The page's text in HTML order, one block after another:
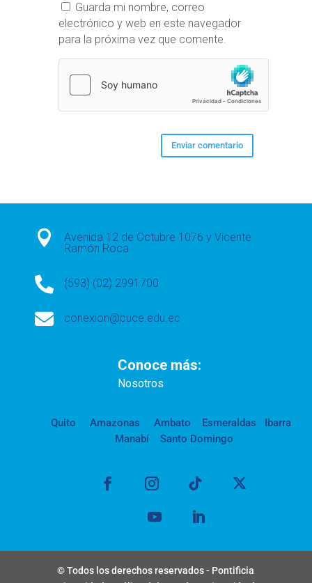
Guarda mi nombre, correo
electrónico y web en este navegador
para la próxima vez que comente.

Avenida 12 de Octubre 1076 y Vicente
Ramón Roca
 (593) (02) 2991700
 conexion@puce.edu.ec
Conoce más:
Nosotros
Quito Amazonas Ambato Esmeraldas
Ibarra
Manabí
Santo Domingo
© Todos los derechos reservados - Pontificia